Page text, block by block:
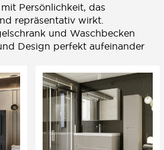
Persönlichkeit, das
repräsentativ wirkt.
und Waschbecken
Design perfekt aufeinander